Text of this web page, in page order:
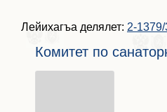
Лейихагъа делялет: 2-
Комитет по